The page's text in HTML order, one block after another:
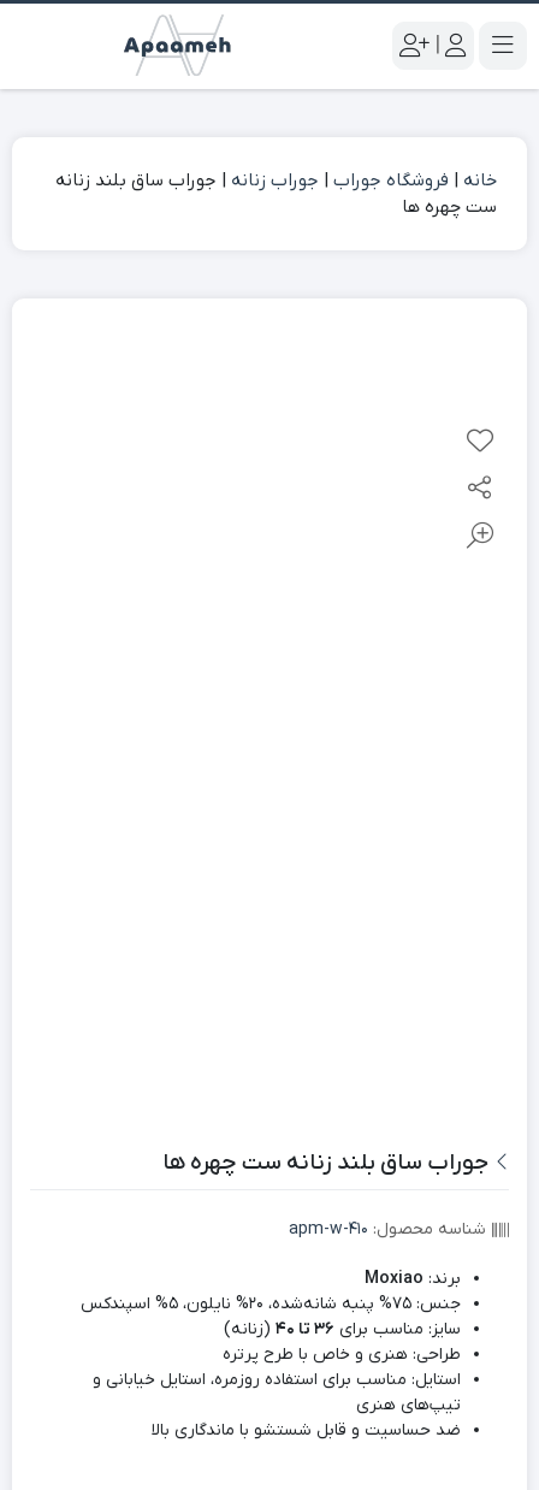
|
خانه | فروشگاه جوراب | جوراب زنانه | جوراب ساق بلند زنانه
ست چهره ها
جوراب ساق بلند زنانه ست چهره ها
شناسه محصول: apm-w-410
برند: Moxiao
جنس: 75% پنبه شانه‌شده، 20% نایلون، 5% اسپندکس
سایز: مناسب برای 36 تا 40
(زنانه)
طراحی: هنری و خاص با طرح پرتره
استایل: مناسب برای استفاده روزمره، استایل خیابانی و
تیپ‌های هنری
ضد حساسیت و قابل شستشو با ماندگاری بالا